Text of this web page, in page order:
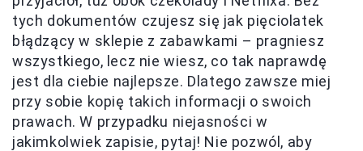
tych dokumentów czujesz się jak pięciolatek
błądzący w sklepie z zabawkami – pragniesz
wszystkiego, lecz nie wiesz, co tak naprawdę
jest dla ciebie najlepsze. Dlatego zawsze miej
przy sobie kopię takich informacji o swoich
prawach. W przypadku niejasności w
jakimkolwiek zapisie, pytaj! Nie pozwól, aby